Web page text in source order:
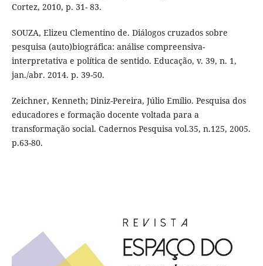
Cortez, 2010, p. 31- 83.
SOUZA, Elizeu Clementino de. Diálogos cruzados sobre
pesquisa (auto)biográfica: análise compreensiva-
interpretativa e política de sentido. Educação, v. 39, n. 1,
jan./abr. 2014. p. 39-50.
Zeichner, Kenneth; Diniz-Pereira, Júlio Emílio. Pesquisa dos
educadores e formação docente voltada para a
transformação social. Cadernos Pesquisa vol.35, n.125, 2005.
p.63-80.